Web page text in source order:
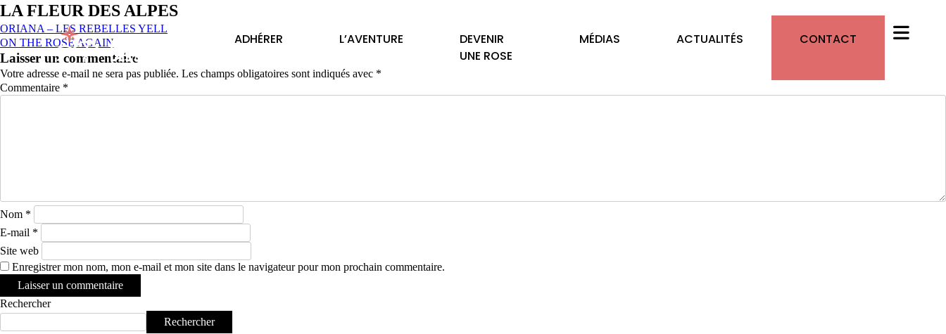
ADHÉRER L’AVENTURE
DEVENIR
UNE ROSE
MÉDIAS ACTUALITÉS CONTACT
LA FLEUR DES ALPES
ORIANA – LES REBELLES YELL
ON THE ROSE AGAIN
Laisser un commentaire
Votre adresse e-mail ne sera pas publiée. Les champs obligatoires sont indiqués avec *
Commentaire *
Nom *
E-mail *
Site web
Enregistrer mon nom, mon e-mail et mon site dans le navigateur pour mon prochain commentaire.
Rechercher
Rechercher